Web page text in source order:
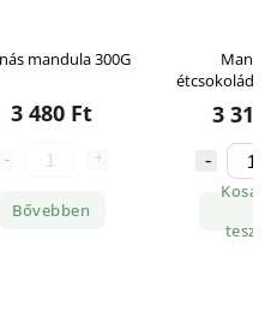
mandula 300G
3 480 Ft
Bővebben
3